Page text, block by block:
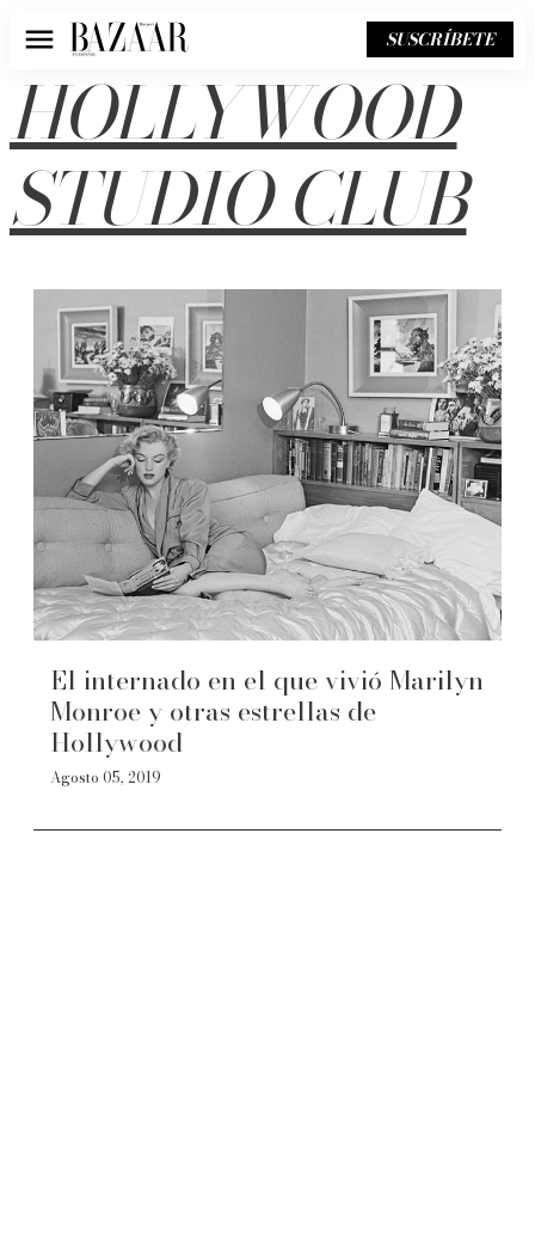
Menú SUSCRÍBETE
HOLLYWOOD
STUDIO CLUB
El internado en el que vivió Marilyn
Monroe y otras estrellas de
Hollywood
Agosto 05, 2019